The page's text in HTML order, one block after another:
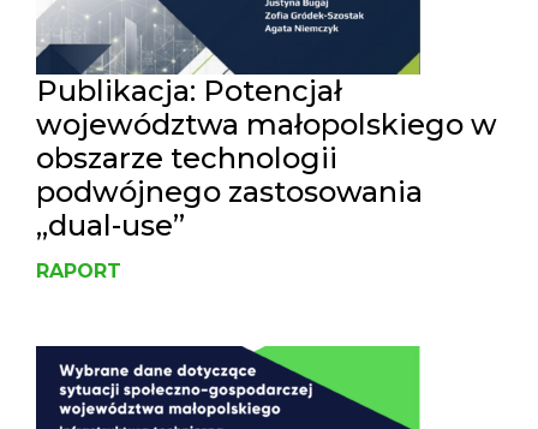
Publikacja: Potencjał
województwa małopolskiego w
obszarze technologii
podwójnego zastosowania
„dual-use”
RAPORT